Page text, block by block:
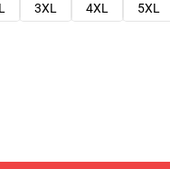
3XL 4XL
5XL